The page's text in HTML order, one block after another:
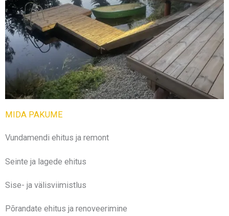
MIDA PAKUME
Vundamendi ehitus ja remont
Seinte ja lagede ehitus
Sise- ja välisviimistlus
Põrandate ehitus ja renoveerimine